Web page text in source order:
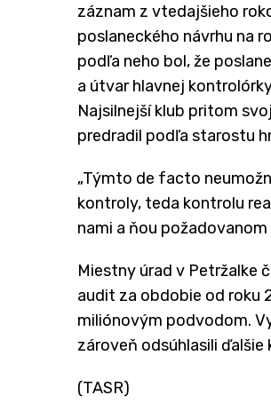
záznam z vtedajšieho
poslaneckého návrhu na
podľa neho bol, že
a útvar hlavnej
Najsilnejší klub pritom
predradil podľa starostu
„Týmto de facto
kontroly, teda kontrolu
nami a ňou
Miestny úrad v Petržalke
audit za obdobie od roku
miliónovým podvodom.
zároveň odsúhlasili
(TASR)